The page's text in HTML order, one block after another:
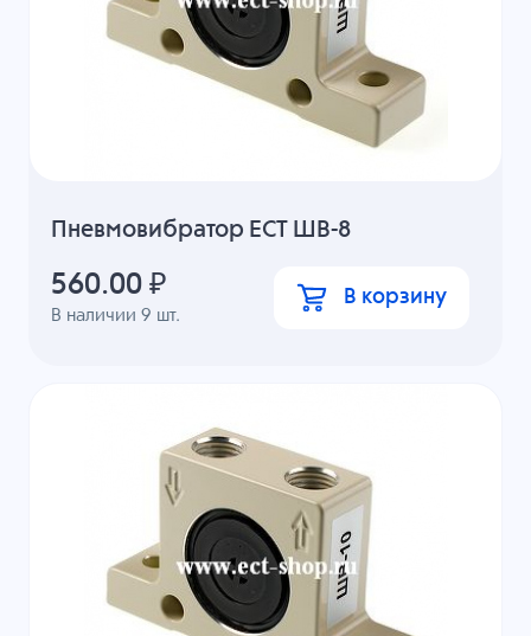
Пневмовибратор ECT ШВ-8
В наличии9 шт.
560.00 ₽ В корзину